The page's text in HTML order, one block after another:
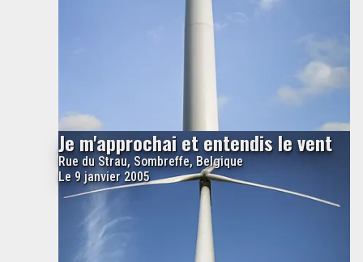
Je m'approchai et entendis le vent
Rue du Strau, Sombreffe, Belgique
Le 9 janvier 2005